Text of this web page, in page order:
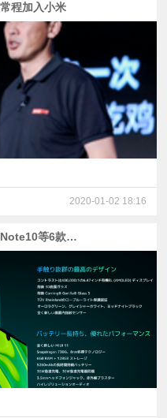
程加入小米
2020-01-02 18:16
小米正式进军日本市场：发布小米Note10等6款产品